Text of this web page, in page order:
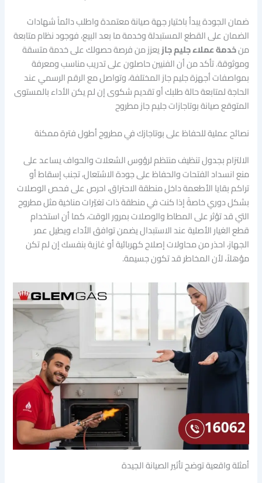
ضمان الجودة يبدأ باختيار جهة صيانة معتمدة واطلب دائماً شهادات
الضمان على القطع المستبدلة وخدمة ما بعد البيع، فوجود نظام متابعة
منخدمة عملاء جليم جازيعزز من فرصة حصولك على خدمة متسقة
وموثوقة. تأكد من أن الفنيين حاصلون على تدريب مناسب ومعرفة
بمواصفات أجهزة جليم جاز المختلفة، وتواصل مع الرقم الرسمي عند
الحاجة لمتابعة حالة طلبك أو تقديم شكوى إن لم يكن الأداء بالمستوى
المتوقع صيانة بوتاجازات جليم جاز مطروح
نصائح عملية للحفاظ على بوتاجازك في مطروح أطول فترة ممكنة
الالتزام بجدول تنظيف منتظم لرؤوس الشعلات والحواف يساعد على
منع انسداد الفتحات والحفاظ على جودة الاشتعال، تجنب إسقاط أو
تراكم بقايا الأطعمة داخل منطقة الاحتراق، احرص على فحص الوصلات
بشكل دوري خاصةً إذا كنت في منطقة ذات تغيّرات مناخية مثل مطروح
التي قد تؤثر على المطاط والوصلات بمرور الوقت، كما أن استخدام
قطع الغيار الأصلية عند الاستبدال يضمن توافق الأداء ويطيل عمر
الجهاز، احذر من محاولات إصلاح كهربائية أو غازية بنفسك إن لم تكن
مؤهلاً، لأن المخاطر قد تكون جسيمة.
أمثلة واقعية توضح تأثير الصيانة الجيدة